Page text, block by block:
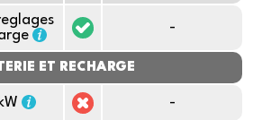
-
ET RECHARGE
-